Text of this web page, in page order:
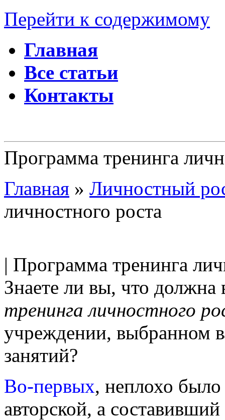
Перейти к содержимому
Главная
Все статьи
Контакты
Программа тренинга
Главная » Личностный
личностного роста
| Программа тренинга
Знаете ли вы, что должна
тренинга личностного
учреждении, выбранном
занятий?
Во-первых, неплохо
авторской, а